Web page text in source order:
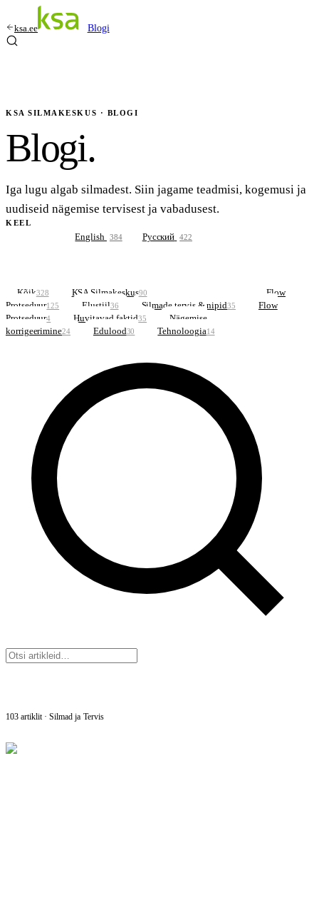
ksa.ee Blogi
KSA SILMAKESKUS · BLOGI
Blogi.
Iga lugu algab silmadest. Siin jagame teadmisi, kogemusi ja
uudiseid nägemise tervisest ja vabadusest.
KEEL
English 384 Русский 422
Kõik328 KSA Silmakeskus90
Flow
Protseduur125 Elustiil36 Silmade tervis & nipid35
Flow
Protseduur4 Huvitavad faktid35
Nägemise
korrigeerimine24 Edulood30 Tehnoloogia14
103 artiklit· Silmad ja Tervis